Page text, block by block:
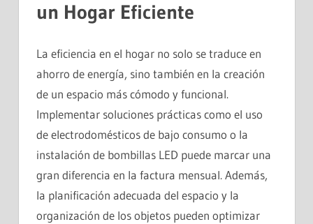
un Hogar Eficiente
La eficiencia en el hogar no solo se traduce en
ahorro de energía, sino también en la creación
de un espacio más cómodo y funcional.
Implementar soluciones prácticas como el uso
de electrodomésticos de bajo consumo o la
instalación de bombillas LED puede marcar una
gran diferencia en la factura mensual. Además,
la planificación adecuada del espacio y la
organización de los objetos pueden optimizar